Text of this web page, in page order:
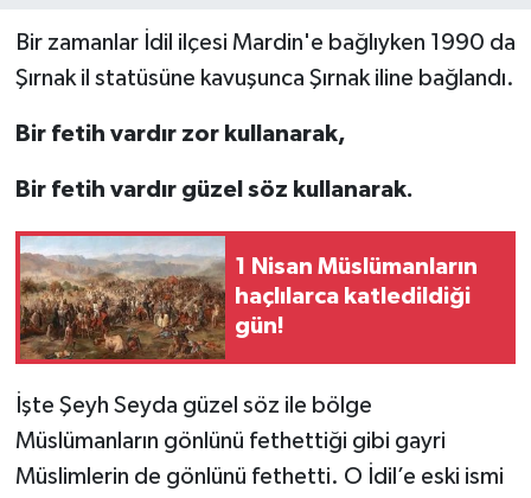
Bir zamanlar İdil ilçesi Mardin'e bağlıyken 1990 da
Şırnak il statüsüne kavuşunca Şırnak iline bağlandı.
Bir fetih vardır zor kullanarak,
Bir fetih vardır güzel söz kullanarak.
1 Nisan Müslümanların
haçlılarca katledildiği
gün!
İşte Şeyh Seyda güzel söz ile bölge
Müslümanların gönlünü fethettiği gibi gayri
Müslimlerin de gönlünü fethetti. O İdil’e eski ismi